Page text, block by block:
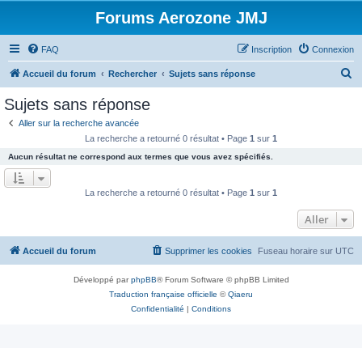
Forums Aerozone JMJ
FAQ Connexion
Inscription
Accueil du forum Rechercher Sujets sans réponse
e
Sujets sans réponse
Aller sur la recherche avancée
La recherche a retourné 0 résultat • Page 1 sur 1
Aucun résultat ne correspond aux termes que vous avez spécifiés.
La recherche a retourné 0 résultat • Page 1 sur 1
Aller
Accueil du forum Fuseau horaire sur UTC
Supprimer les cookies
Développé parphpBB® Forum Software © phpBB Limited
Traduction française officielle ©Qiaeru
Confidentialité | Conditions